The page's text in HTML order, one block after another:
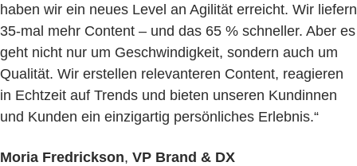
haben wir ein neues Level an Agilität erreicht. Wir liefern
35-mal mehr Content – und das 65 % schneller. Aber es
geht nicht nur um Geschwindigkeit, sondern auch um
Qualität. Wir erstellen relevanteren Content, reagieren
in Echtzeit auf Trends und bieten unseren Kundinnen
und Kunden ein einzigartig persönliches Erlebnis.“
Moria Fredrickson, VP Brand & DX